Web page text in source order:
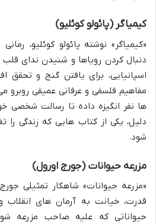
کیمیاگر (پائولو کوئلیو)
«کیمیاگر» نوشته پائولو کوئلیو،
دنبال کردن رویاها و شنیدن ندای
اسپانیایی، برای یافتن گنج و تحقق
مفاهیم فلسفی و عرفانی عمیقی روبرو
ها نفر انگیزه داده تا رسالت شخصی
دلیل، یکی از کتاب هایی که زندگی
شود.
مزرعه حیوانات (جورج اورول)
«مزرعه حیوانات» شاهکار تمثیلی
قدرت، خیانت به آرمان های انقلاب
حیواناتی که علیه صاحب مزرعه